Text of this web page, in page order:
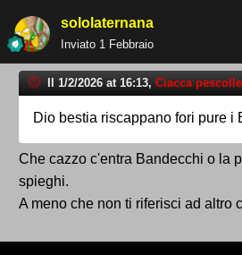
sololaternana
Inviato 1 Febbraio
Il 1/2/2026 at 16:13, Ciacca pescolle
Dio bestia riscappano fori pure i
Che cazzo c'entra Bandecchi o la
spieghi.
A meno che non ti riferisci ad altro